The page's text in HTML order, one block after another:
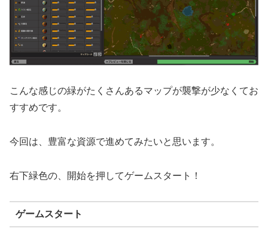
こんな感じの緑がたくさんあるマップが襲撃が少なくてお
すすめです。
今回は、豊富な資源で進めてみたいと思います。
右下緑色の、開始を押してゲームスタート！
ゲームスタート